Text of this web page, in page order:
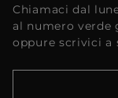
Chiamaci dal
al numero verde
oppure scrivici a